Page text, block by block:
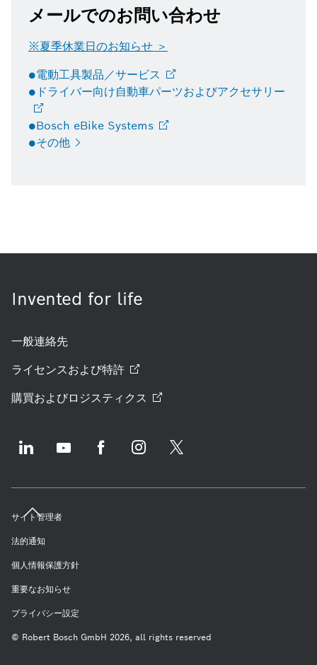
メールでのお問い合わせ
※夏季休業日のお知らせ ＞
●電動工具製品／サービス
●ドライバー向け自動車パーツおよびアクセサリー
●Bosch eBike Systems
●その他
Invented for life
一般連絡先
ライセンスおよび特許
購買およびロジスティクス
サイト管理者
法的通知
個人情報保護方針
重要なお知らせ
プライバシー設定
© Robert Bosch GmbH 2026, all rights reserved